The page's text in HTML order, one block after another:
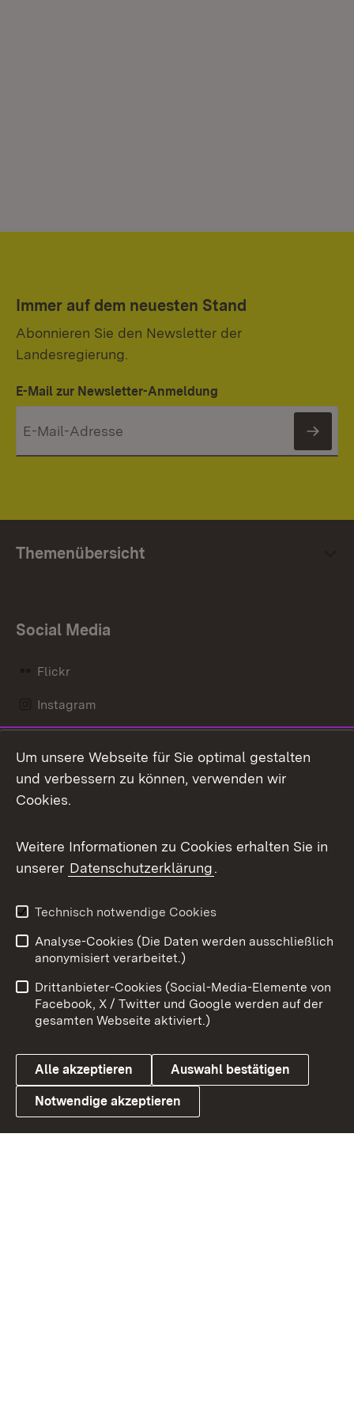
Immer auf dem neuesten Stand
Abonnieren Sie den Newsletter der
Landesregierung.
E-Mail zur Newsletter-Anmeldung
Themenübersicht
Social Media
Flickr
Instagram
Mastodon
Messenger
Social Wall
X / Twitter
Youtube
Link zum Landesportal
Benutzungshinweise
Barrierefreiheit
Datenschutz
Cookies
Um unsere Webseite für Sie optimal gestalten
und verbessern zu können, verwenden wir
Cookies.
Weitere Informationen zu Cookies erhalten Sie in
unserer Datenschutzerklärung.
Technisch notwendige Cookies
Analyse-Cookies (Die Daten werden ausschließlich
anonymisiert verarbeitet.)
Drittanbieter-Cookies (Social-Media-Elemente von
Facebook, X / Twitter und Google werden auf der
gesamten Webseite aktiviert.)
Alle akzeptieren Auswahl bestätigen
Notwendige akzeptieren